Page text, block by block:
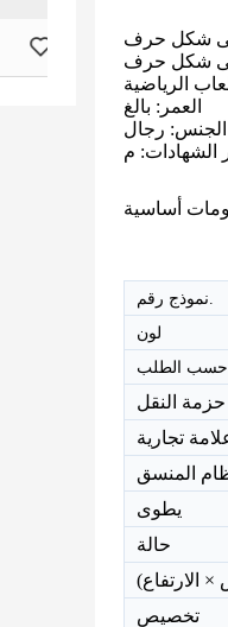
الرياضية
العمر: بالغ
الجنس: رجال
لون
حسب الطلب
حزمة النقل
تجارية
المنسق
يطوى
حالة
× الارتفاع)
تخصيص